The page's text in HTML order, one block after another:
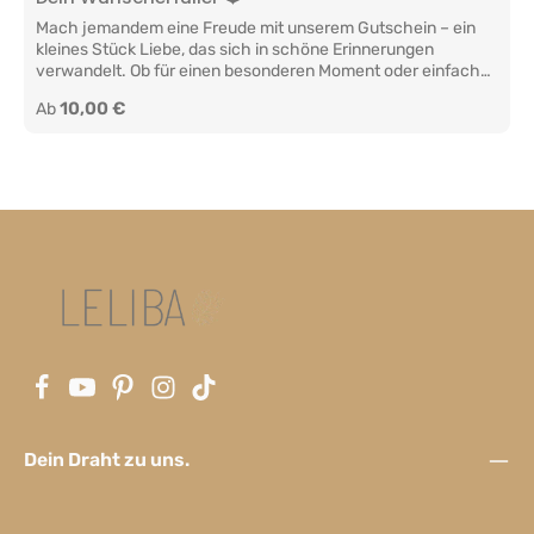
Mach jemandem eine Freude mit unserem Gutschein – ein
kleines Stück Liebe, das sich in schöne Erinnerungen
verwandelt. Ob für einen besonderen Moment oder einfach
Wohlgefühl.“Herstellerinformationen: LELIBA GbR Berliner
Regulärer Preis:
Ab10,00 €
Dein Draht zu uns.